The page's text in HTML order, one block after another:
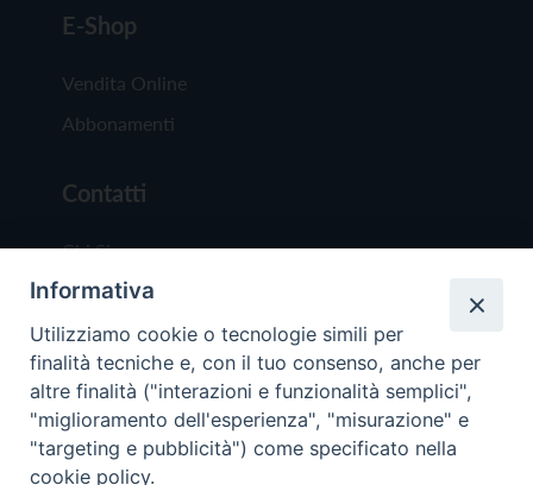
E-Shop
Vendita Online
Abbonamenti
Contatti
Chi Siamo
Redazione
Scrivici
Informativa
Utilizziamo cookie o tecnologie simili per
finalità tecniche e, con il tuo consenso, anche per
altre finalità ("interazioni e funzionalità semplici",
"miglioramento dell'esperienza", "misurazione" e
"targeting e pubblicità") come specificato nella
cookie policy.